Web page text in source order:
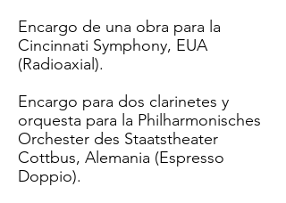
Encargo de una obra para la
Cincinnati Symphony, EUA
(Radioaxial ).
Encargo para dos clarinetes y
orquesta para la Philharmonisches
Orchester des Staatstheater
Cottbus, Alemania (Espresso
Doppio).